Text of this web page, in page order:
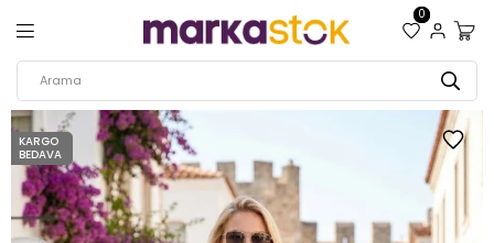
0
KARGO
BEDAVA